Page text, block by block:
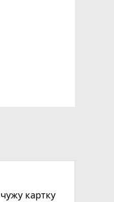
картку